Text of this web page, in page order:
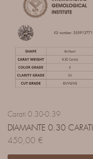
Carati 0.30-0.39
DIAMANTE 0.30 CARATI
450,00 €